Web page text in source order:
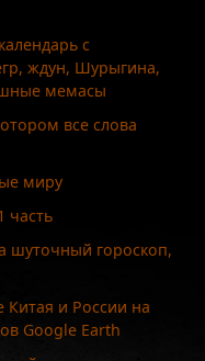
с
ждун, Шурыгина,
мемасы
все слова
миру
часть
шуточный гороскоп,
Китая и России на
Google Earth